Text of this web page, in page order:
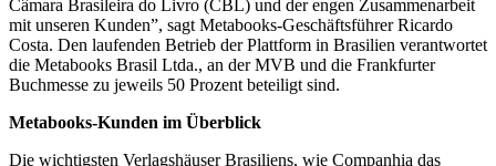
Câmara Brasileira do Livro (CBL) und der engen Zusammenarbeit
mit unseren Kunden”, sagt Metabooks-Geschäftsführer Ricardo
Costa. Den laufenden Betrieb der Plattform in Brasilien verantwortet
die Metabooks Brasil Ltda., an der MVB und die Frankfurter
Buchmesse zu jeweils 50 Prozent beteiligt sind.
Metabooks-Kunden im Überblick
Die wichtigsten Verlagshäuser Brasiliens, wie Companhia das